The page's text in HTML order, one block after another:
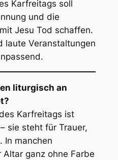
Karfreitags soll
und die
Jesu Tod schaffen.
laute Veranstaltungen
liturgisch an
Karfreitags ist
sie steht für Trauer,
In manchen
ganz ohne Farbe